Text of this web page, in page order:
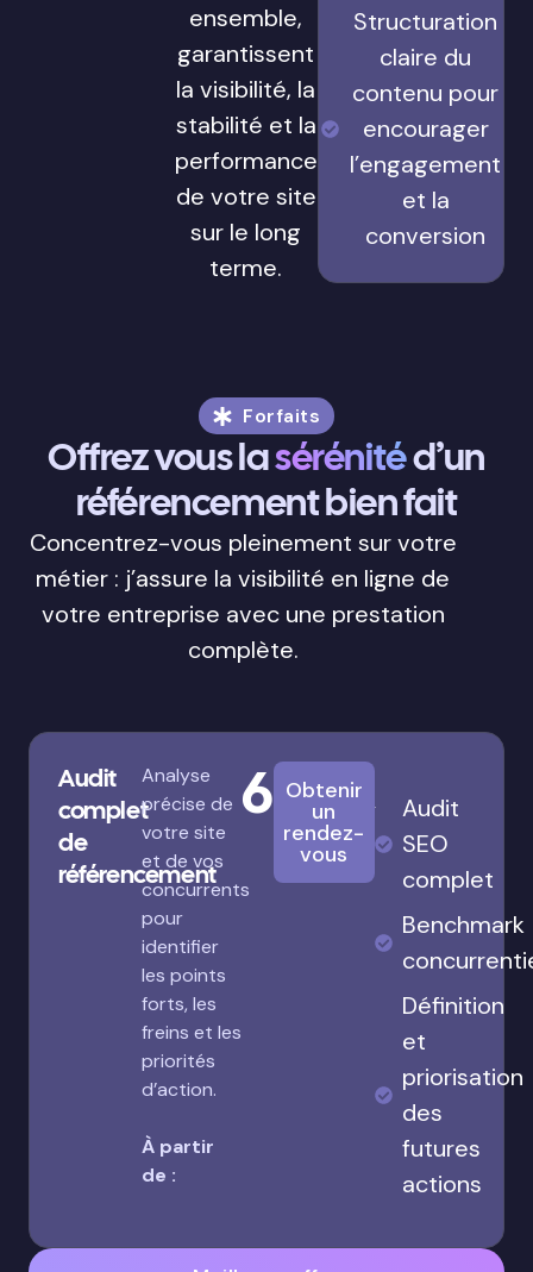
ensemble,
garantissent
la visibilité, la
stabilité et la
performance
de votre site
sur le long
terme.
Structuration
claire du
contenu pour
encourager
l’engagement
et la
conversion
Forfaits
Offrez vous lasérénitéd’un
référencement bien fait
Concentrez-vous pleinement sur votre
métier : j’assure la visibilité en ligne de
votre entreprise avec une prestation
complète.
Audit
complet
de
référencement
Analyse
précise de
votre site
et de vos
concurrents
pour
identifier
les points
forts, les
freins et les
priorités
d’action.
À partir
de :
680€
Obtenir
un
rendez-
vous
Audit
SEO
complet
Benchmark
Définition
et
priorisation
des
futures
actions